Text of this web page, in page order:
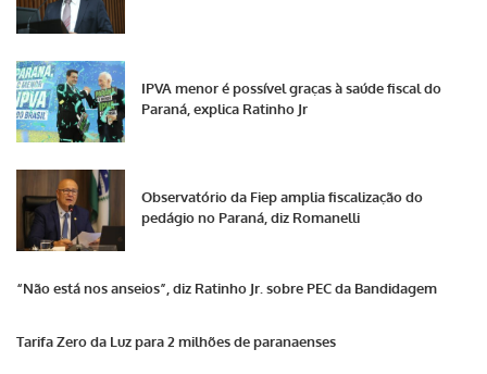
IPVA menor é possível graças à saúde fiscal do
Paraná, explica Ratinho Jr
Observatório da Fiep amplia fiscalização do
pedágio no Paraná, diz Romanelli
“Não está nos anseios”, diz Ratinho Jr. sobre PEC da Bandidagem
Tarifa Zero da Luz para 2 milhões de paranaenses